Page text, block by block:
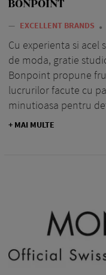
BONPOINT
— EXCELLENT BRANDS
Cu experienta si acel
de moda, gratie
Bonpoint propune
lucrurilor facute cu
minutioasa pentru
+ MAI MULTE